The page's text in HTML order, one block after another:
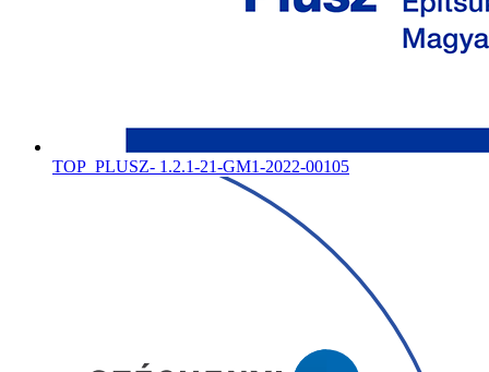
TOP_PLUSZ- 1.2.1-21-GM1-2022-00105